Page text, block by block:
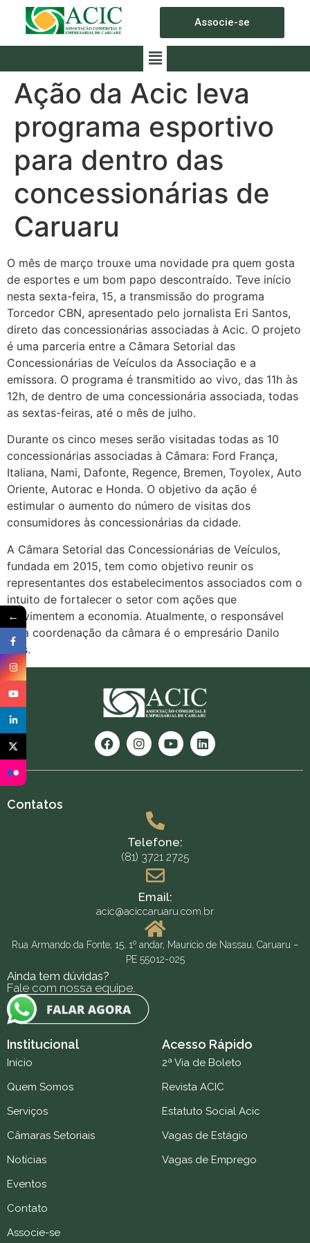
Associe-se
Ação da Acic leva
programa esportivo
para dentro das
concessionárias de
Caruaru
O mês de março trouxe uma novidade pra quem gosta
de esportes e um bom papo descontraído. Teve início
nesta sexta-feira, 15, a transmissão do programa
Torcedor CBN, apresentado pelo jornalista Eri Santos,
direto das concessionárias associadas à Acic. O projeto
é uma parceria entre a Câmara Setorial das
Concessionárias de Veículos da Associação e a
emissora. O programa é transmitido ao vivo, das 11h às
12h, de dentro de uma concessionária associada, todas
as sextas-feiras, até o mês de julho.
Durante os cinco meses serão visitadas todas as 10
concessionárias associadas à Câmara: Ford França,
Italiana, Nami, Dafonte, Regence, Bremen, Toyolex, Auto
Oriente, Autorac e Honda. O objetivo da ação é
estimular o aumento do número de visitas dos
consumidores às concessionárias da cidade.
A Câmara Setorial das Concessionárias de Veículos,
fundada em 2015, tem como objetivo reunir os
representantes dos estabelecimentos associados com o
intuito de fortalecer o setor com ações que
movimentem a economia. Atualmente, o responsável
pela coordenação da câmara é o empresário Danilo
Lins.
Contatos
Telefone:
(81) 3721 2725
Email:
acic@aciccaruaru.com.br
Rua Armando da Fonte, 15, 1º andar, Maurício de Nassau, Caruaru –
PE 55012-025
Ainda tem dúvidas?
Fale com nossa equipe.
Institucional
Início
Quem Somos
Serviços
Câmaras Setoriais
Notícias
Eventos
Contato
Associe-se
Acesso Rápido
2ª Via de Boleto
Revista ACIC
Estatuto Social Acic
Vagas de Estágio
Vagas de Emprego
←